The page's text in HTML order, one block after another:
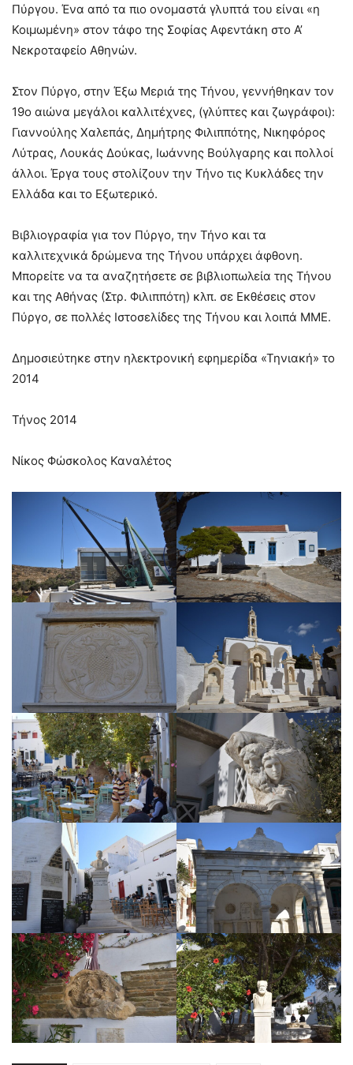
Πύργου. Ένα από τα πιο ονομαστά γλυπτά του είναι «η
Κοιμωμένη» στον τάφο της Σοφίας Αφεντάκη στο Α’
Νεκροταφείο Αθηνών.
Στον Πύργο, στην Έξω Μεριά της Τήνου, γεννήθηκαν τον
19ο αιώνα μεγάλοι καλλιτέχνες, (γλύπτες και ζωγράφοι):
Γιαννούλης Χαλεπάς, Δημήτρης Φιλιππότης, Νικηφόρος
Λύτρας, Λουκάς Δούκας, Ιωάννης Βούλγαρης και πολλοί
άλλοι. Έργα τους στολίζουν την Τήνο τις Κυκλάδες την
Ελλάδα και το Εξωτερικό.
Βιβλιογραφία για τον Πύργο, την Τήνο και τα
καλλιτεχνικά δρώμενα της Τήνου υπάρχει άφθονη.
Μπορείτε να τα αναζητήσετε σε βιβλιοπωλεία της Τήνου
και της Αθήνας (Στρ. Φιλιππότη) κλπ. σε Εκθέσεις στον
Πύργο, σε πολλές Ιστοσελίδες της Τήνου και λοιπά ΜΜΕ.
Δημοσιεύτηκε στην ηλεκτρονική εφημερίδα «Τηνιακή» το
2014
Τήνος 2014
Νίκος Φώσκολος Καναλέτος